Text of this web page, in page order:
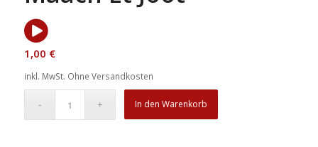
1,00 €
inkl. MwSt. Ohne Versandkosten
In den Warenkorb